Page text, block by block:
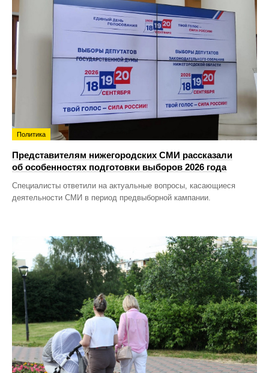
Политика
Представителям нижегородских СМИ рассказали
об особенностях подготовки выборов 2026 года
Специалисты ответили на актуальные вопросы, касающиеся
деятельности СМИ в период предвыборной кампании.